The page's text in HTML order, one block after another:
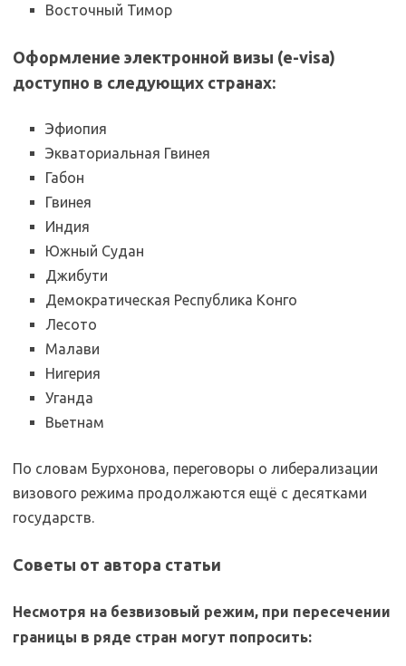
Восточный Тимор
Оформление электронной визы (e-visa)
доступно в следующих странах:
Эфиопия
Экваториальная Гвинея
Габон
Гвинея
Индия
Южный Судан
Джибути
Демократическая Республика Конго
Лесото
Малави
Нигерия
Уганда
Вьетнам
По словам Бурхонова, переговоры о либерализации
визового режима продолжаются ещё с десятками
государств.
Советы от автора статьи
Несмотря на безвизовый режим, при пересечении
границы в ряде стран могут попросить: